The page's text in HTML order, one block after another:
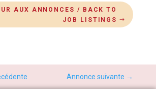
AUX ANNONCES / BACK TO
JOB LISTINGS
Annonce suivante →